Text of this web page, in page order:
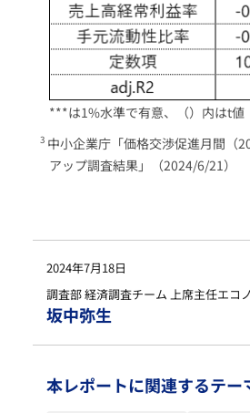
***は1%水準で有意、（）内はt値
中小企業庁「価格交渉促進月間（
アップ調査結果」（2024/6/21）
2024年7月18日
調査部 経済調査チーム 上席主任エコ
坂中弥生
本レポートに関連するテー